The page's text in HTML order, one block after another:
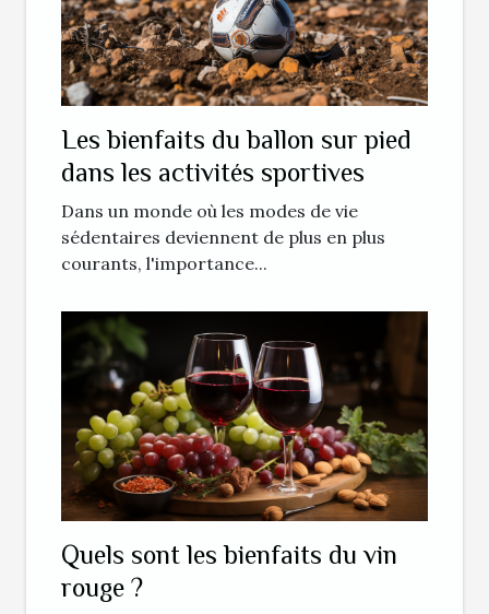
Les bienfaits du ballon sur pied
dans les activités sportives
Dans un monde où les modes de vie
sédentaires deviennent de plus en plus
courants, l'importance...
Quels sont les bienfaits du vin
rouge ?